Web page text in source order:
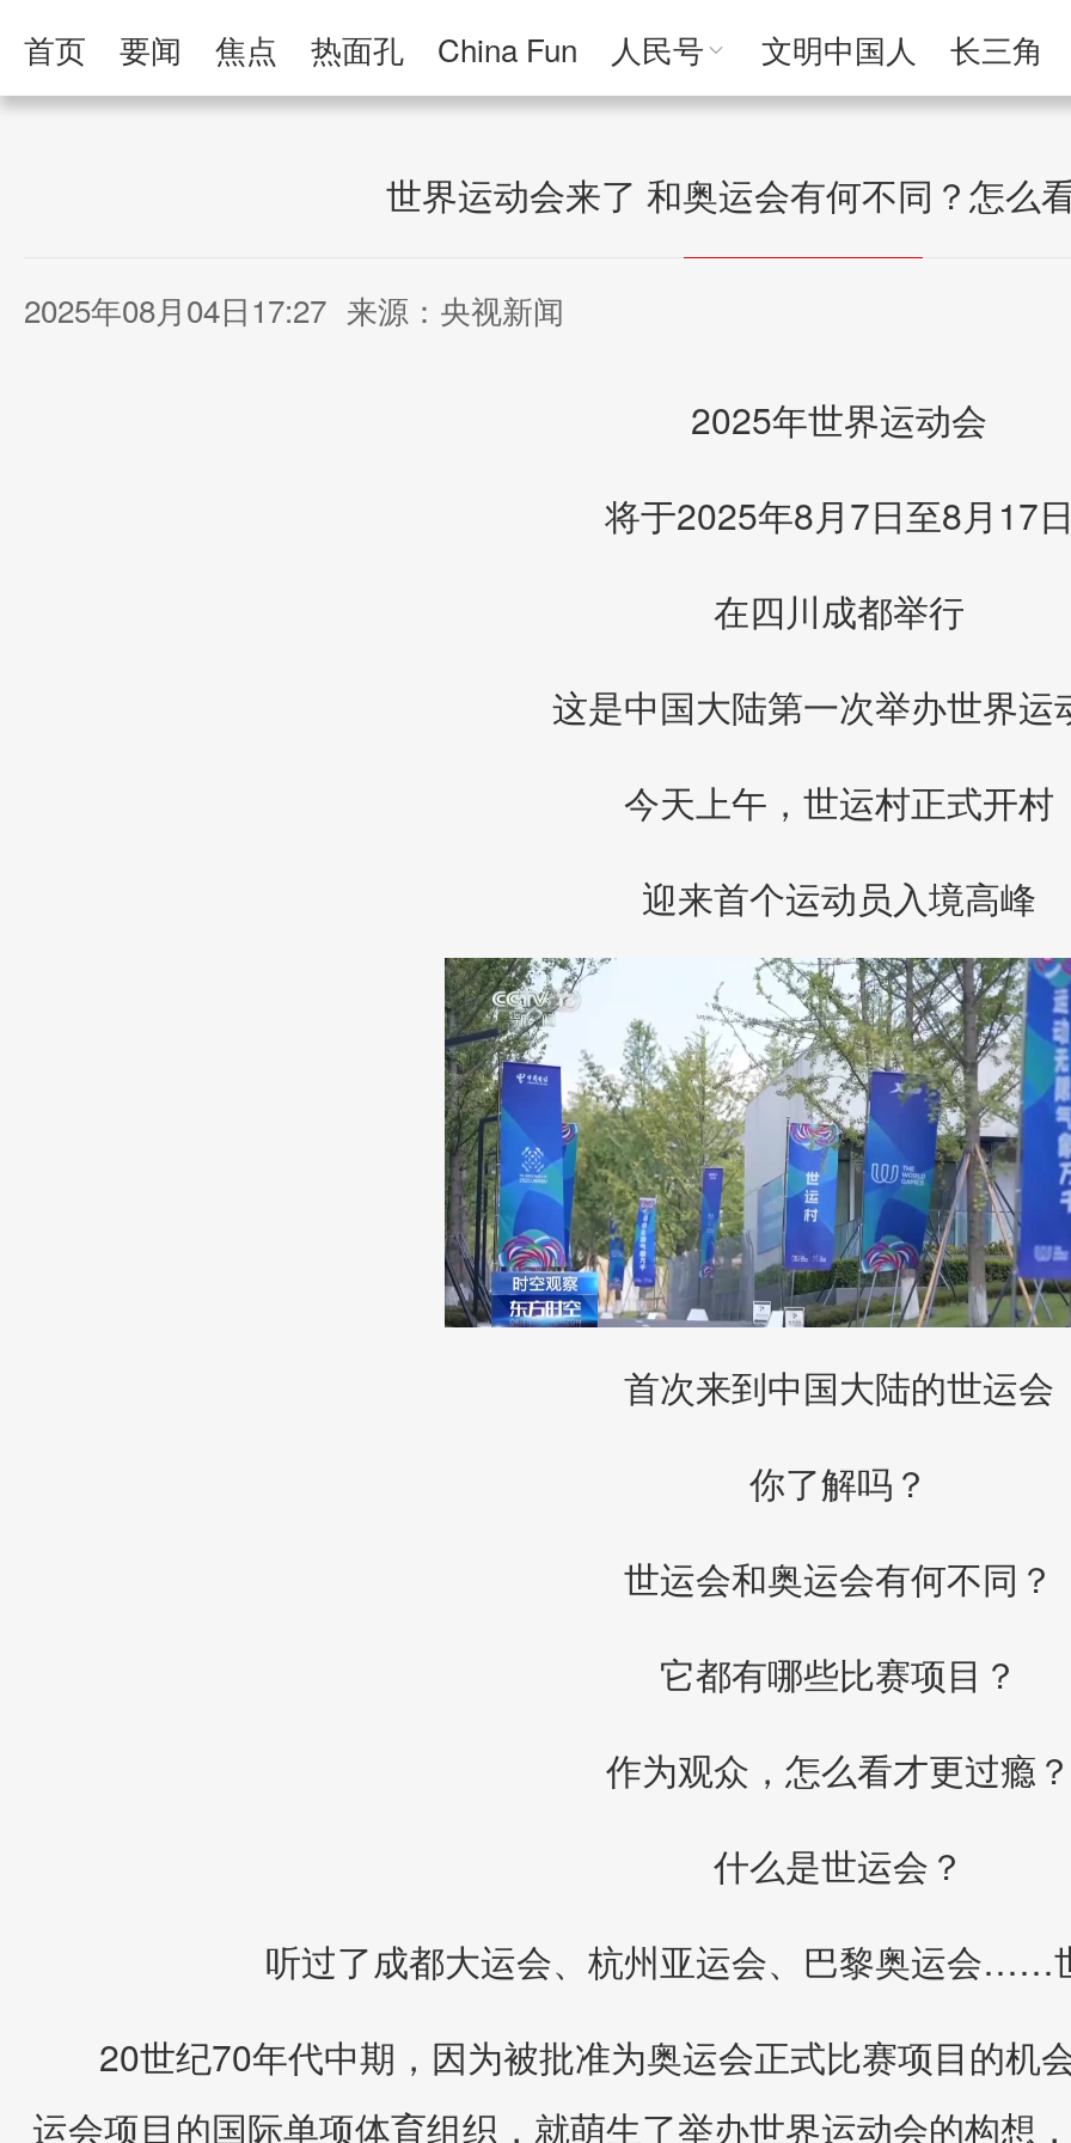
首页 要闻 焦点 热面孔 China Fun 人民号 文明中国人 长三角
世界运动会来了 和奥运会有何不同？怎么
2025年08月04日17:27 来源：央视新闻
2025年世界运动会
将于2025年8月7日至8月17
在四川成都举行
这是中国大陆第一次举办世界运
今天上午，世运村正式开村
迎来首个运动员入境高峰
首次来到中国大陆的世运会
你了解吗？
世运会和奥运会有何不同？
它都有哪些比赛项目？
作为观众，怎么看才更过瘾？
什么是世运‍会？
听过了成都大运会、杭州亚运会、巴黎奥运会……
20世纪70年代中期，因为被批准为奥运会正式比赛项目的机
运会项目的国际单项体育组织，就萌生了举办世界运动会的构想